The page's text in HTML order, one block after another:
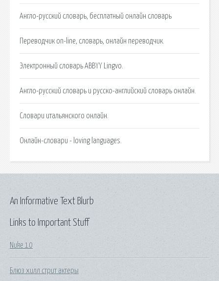
Англо-русский словарь, бесплатный онлайн словарь
Переводчик on-line, словарь, онлайн переводчик.
Электронный словарь ABBYY Lingvo.
Англо-русский словарь и русско-английский словарь онлайн.
Словари итальянского онлайн.
Онлайн-словари - loving languages.
Links to Important Stuff
Nuke 10
Блюз хилл стрит актеры
An Informative Text Blurb